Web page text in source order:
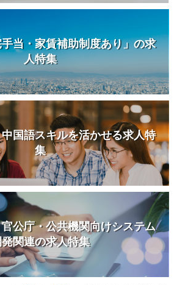
当・家賃補助制度あり」の求
人特集
国語スキルを活かせる求人特
集
公庁・公共機関向けシステム
発関連の求人特集